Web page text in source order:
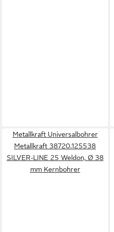
Metallkraft Universalbohrer
Metallkraft 38720.125538
SILVER-LINE 25 Weldon, Ø 38
mm Kernbohrer